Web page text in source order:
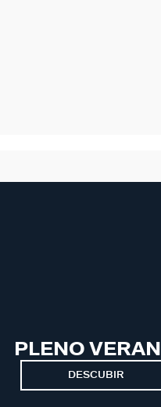
PLENO
DESCUBIR